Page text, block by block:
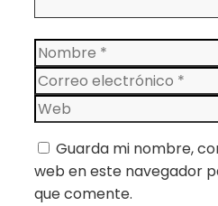
Nombre
Correo
electrónico
Web
Guarda mi nombre,
web en este navegador
que comente.